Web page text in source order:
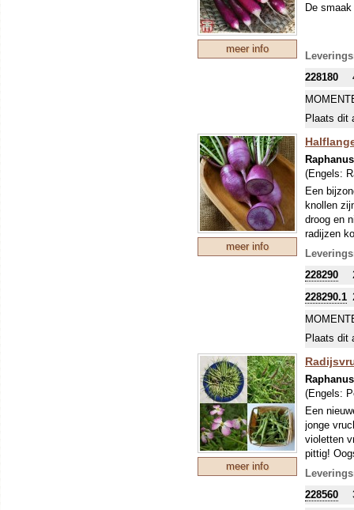
meer info
De
228180
Plaats dit
meer info
(Engels:
Een
knollen
droog en
radijzen
witte
228290
228290.1
Plaats dit
meer info
(Engels:
Een
jonge
violetten
pittig!
228560